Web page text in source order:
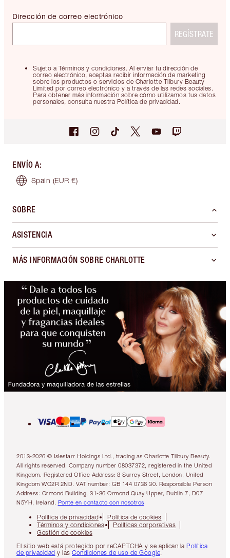
Sujeto a Términos y condiciones. Al enviar tu dirección de
correo electrónico, aceptas recibir información de marketing
sobre los productos o servicios de Charlotte Tilbury Beauty
Limited por correo electrónico y a través de las redes sociales.
Para obtener más información sobre cómo utilizamos tus datos
personales, consulta nuestra Política de privacidad.
Dirección de correo electrónico
REGÍSTRATE
ENVÍO A:
Spain (EUR €)
SOBRE
ASISTENCIA
MÁS INFORMACIÓN SOBRE CHARLOTTE
2013-2026 © Islestarr Holdings Ltd., trading as Charlotte Tilbury Beauty.
All rights reserved. Company number 08037372, registered in the United
Kingdom. Registered Office Address: 8 Surrey Street, London, United
Kingdom WC2R 2ND. VAT number: GB 144 0736 30. Responsible Person
Address: Ormond Building, 31-36 Ormond Quay Upper, Dublin 7, D07
N5YH, Ireland. Ponte en contacto con nosotros
Política de privacidad
Política de cookies
Términos y condiciones
Políticas corporativas
Gestión de cookies
El sitio web está protegido por reCAPTCHA y se aplican la Política
de privacidad y las Condiciones de uso de Google.